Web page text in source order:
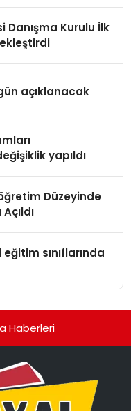
Danışma Kurulu İlk
açıklanacak
yapıldı
Düzeyinde
sınıflarında
Haberleri